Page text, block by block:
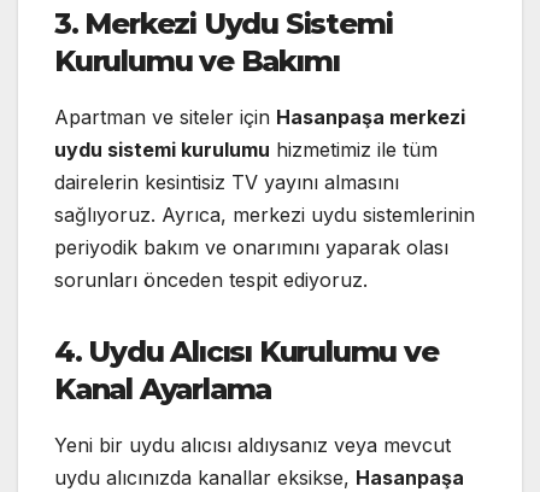
3. Merkezi Uydu Sistemi
Kurulumu ve Bakımı
Apartman ve siteler için Hasanpaşa merkezi
uydu sistemi kurulumu hizmetimiz ile tüm
dairelerin kesintisiz TV yayını almasını
sağlıyoruz. Ayrıca, merkezi uydu sistemlerinin
periyodik bakım ve onarımını yaparak olası
sorunları önceden tespit ediyoruz.
4. Uydu Alıcısı Kurulumu ve
Kanal Ayarlama
Yeni bir uydu alıcısı aldıysanız veya mevcut
uydu alıcınızda kanallar eksikse, Hasanpaşa